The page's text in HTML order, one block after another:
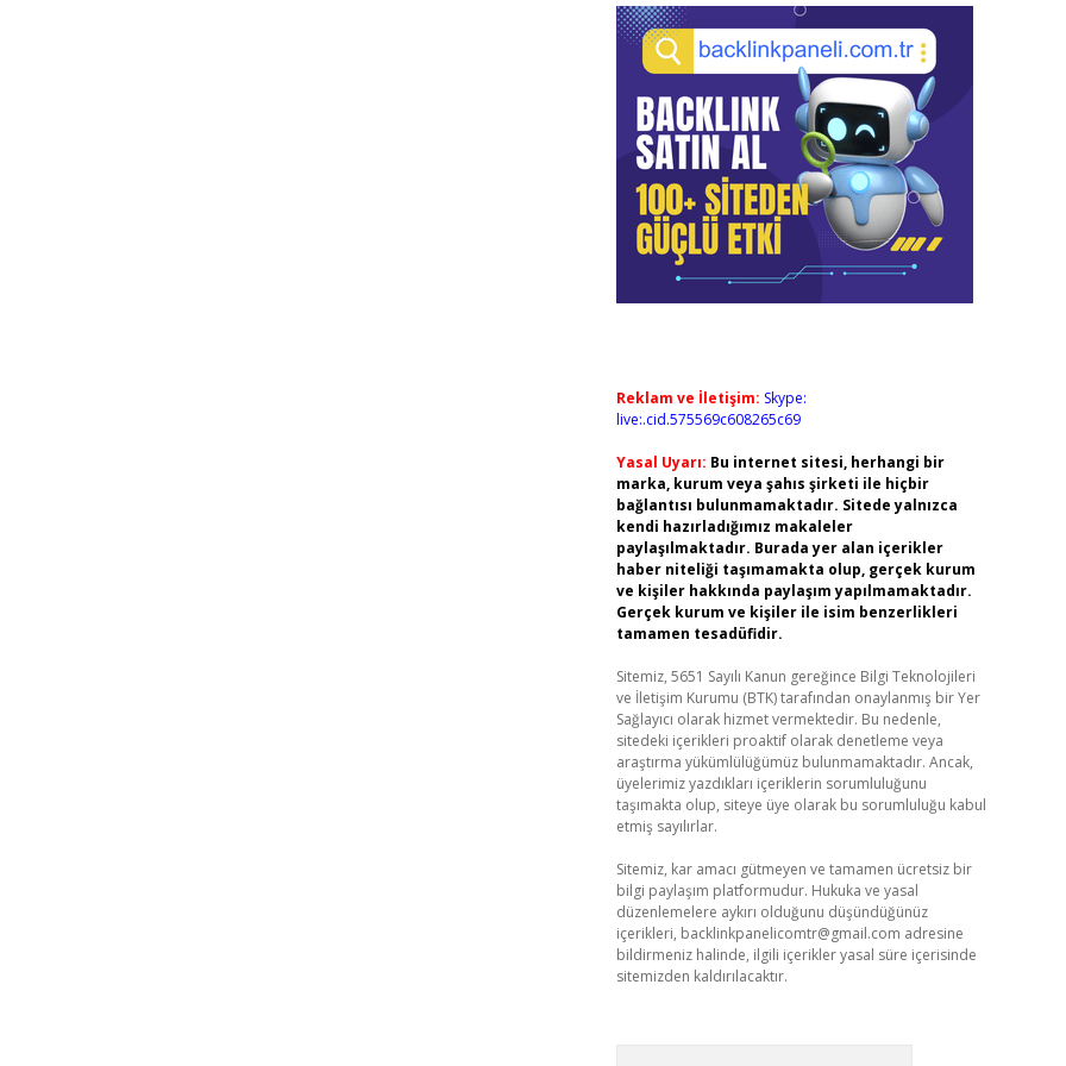
Reklam ve İletişim: Skype:
live:.cid.575569c608265c69
Yasal Uyarı: Bu internet sitesi, herhangi bir
marka, kurum veya şahıs şirketi ile hiçbir
bağlantısı bulunmamaktadır. Sitede yalnızca
kendi hazırladığımız makaleler
paylaşılmaktadır. Burada yer alan içerikler
haber niteliği taşımamakta olup, gerçek kurum
ve kişiler hakkında paylaşım yapılmamaktadır.
Gerçek kurum ve kişiler ile isim benzerlikleri
tamamen tesadüfidir.
Sitemiz, 5651 Sayılı Kanun gereğince Bilgi Teknolojileri
ve İletişim Kurumu (BTK) tarafından onaylanmış bir Yer
Sağlayıcı olarak hizmet vermektedir. Bu nedenle,
sitedeki içerikleri proaktif olarak denetleme veya
araştırma yükümlülüğümüz bulunmamaktadır. Ancak,
üyelerimiz yazdıkları içeriklerin sorumluluğunu
taşımakta olup, siteye üye olarak bu sorumluluğu kabul
etmiş sayılırlar.
Sitemiz, kar amacı gütmeyen ve tamamen ücretsiz bir
bilgi paylaşım platformudur. Hukuka ve yasal
düzenlemelere aykırı olduğunu düşündüğünüz
içerikleri, backlinkpanelicomtr@gmail.com adresine
bildirmeniz halinde, ilgili içerikler yasal süre içerisinde
sitemizden kaldırılacaktır.